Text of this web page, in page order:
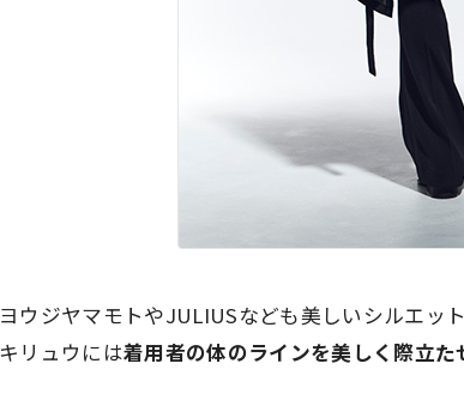
ヨウジヤマモトやJULIUSなども美しいシルエッ
キリュウには着用者の体のラインを美しく際立た